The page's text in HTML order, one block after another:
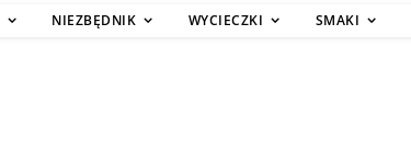
NIEZBĘDNIK WYCIECZKI SMAKI